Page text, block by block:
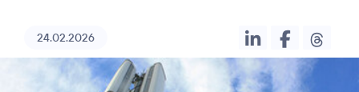
24.02.2026